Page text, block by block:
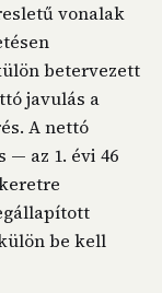
vonalak
betervezett
javulás a
A nettó
az 1. évi 46
be kell